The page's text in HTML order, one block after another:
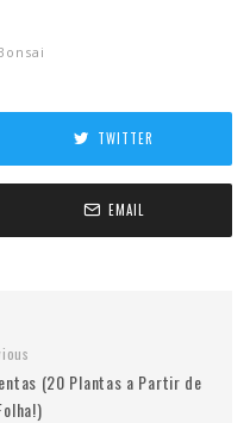
TWITTER
EMAIL
(20 Plantas a Partir de